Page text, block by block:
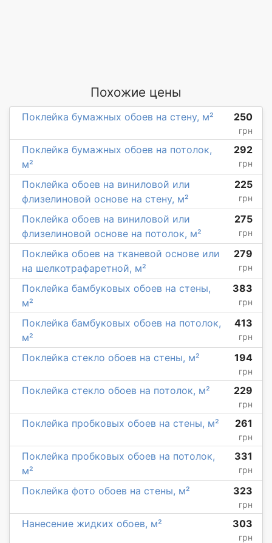
Похожие цены
Поклейка бумажных обоев на стену, м² 250
грн
Поклейка бумажных обоев на потолок,
м²
292
грн
Поклейка обоев на виниловой или
флизелиновой основе на стену, м²
225
грн
Поклейка обоев на виниловой или
флизелиновой основе на потолок, м²
275
грн
Поклейка обоев на тканевой основе или
на шелкотрафаретной, м²
279
грн
Поклейка бамбуковых обоев на стены,
м²
383
грн
Поклейка бамбуковых обоев на потолок,
м²
413
грн
Поклейка стекло обоев на стены, м² 194
грн
Поклейка стекло обоев на потолок, м² 229
грн
Поклейка пробковых обоев на стены, м² 261
грн
Поклейка пробковых обоев на потолок,
м²
331
грн
Поклейка фото обоев на стены, м² 323
грн
Нанесение жидких обоев, м² 303
грн